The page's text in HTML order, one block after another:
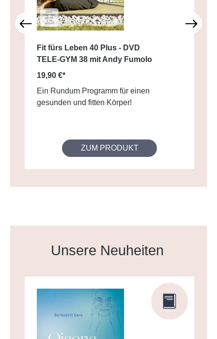
Fit fürs Leben 40 Plus - DVD
TELE-GYM 38 mit Andy Fumolo
19,90 €*
Ein Rundum Programm für einen
gesunden und fitten Körper!
ZUM PRODUKT
Produktgalerie überspringen
Unsere Neuheiten